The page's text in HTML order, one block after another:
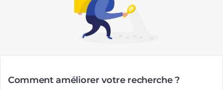
Comment améliorer votre recherche ?